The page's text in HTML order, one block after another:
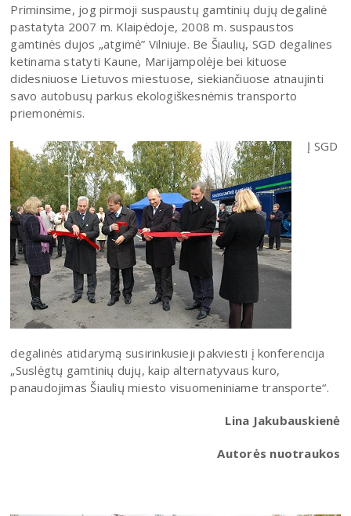
Priminsime, jog pirmoji suspaustų gamtinių dujų degalinė
pastatyta 2007 m. Klaipėdoje, 2008 m. suspaustos
gamtinės dujos „atgimė” Vilniuje. Be Šiaulių, SGD degalines
ketinama statyti Kaune, Marijampolėje bei kituose
didesniuose Lietuvos miestuose, siekiančiuose atnaujinti
savo autobusų parkus ekologiškesnėmis transporto
priemonėmis.
Į SGD
degalinės atidarymą susirinkusieji pakviesti į konferencija
„Suslėgtų gamtinių dujų, kaip alternatyvaus kuro,
panaudojimas Šiaulių miesto visuomeniniame transporte“.
Lina Jakubauskienė
Autorės nuotraukos